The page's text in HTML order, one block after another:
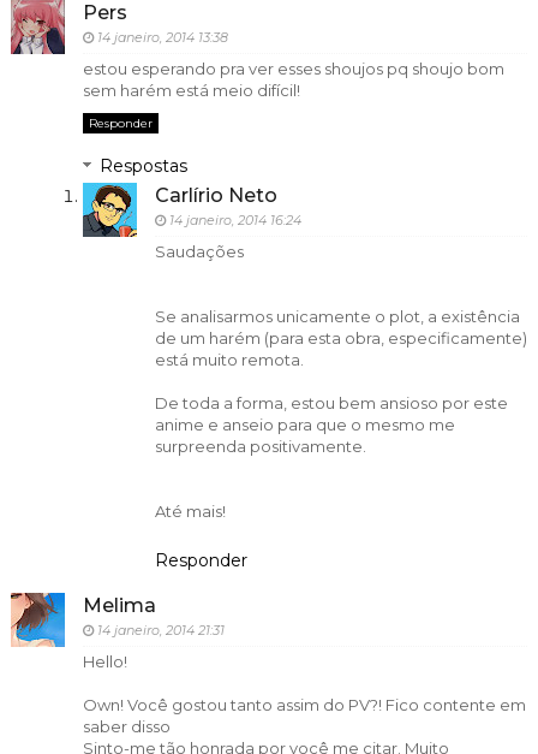
Pers
14 janeiro, 2014 13:38
estou esperando pra ver esses shoujos pq shoujo bom
sem harém está meio difícil!
Responder
Respostas
Carlírio Neto
14 janeiro, 2014 16:24
Saudações
Se analisarmos unicamente o plot, a existência
de um harém (para esta obra, especificamente)
está muito remota.
De toda a forma, estou bem ansioso por este
anime e anseio para que o mesmo me
surpreenda positivamente.
Até mais!
Responder
Melima
14 janeiro, 2014 21:31
Hello!
Own! Você gostou tanto assim do PV?! Fico contente em
saber disso
Sinto-me tão honrada por você me citar. Muito